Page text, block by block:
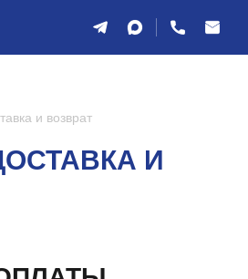
и возврат
И